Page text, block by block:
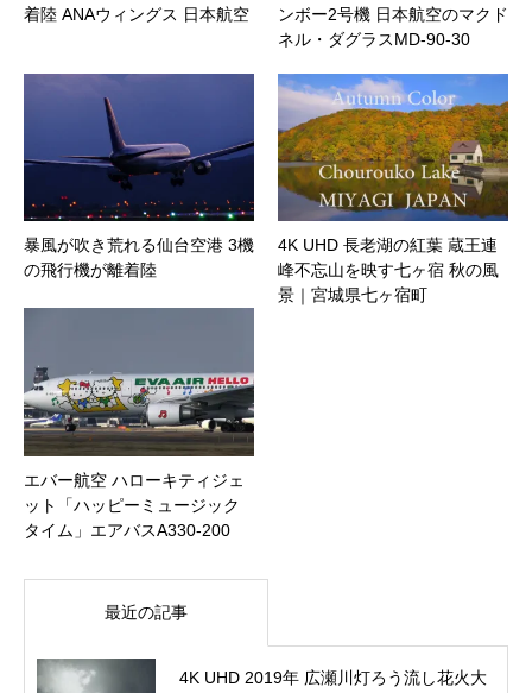
着陸 ANAウィングス 日本航空
ンボー2号機 日本航空のマクド
ネル・ダグラスMD-90-30
暴風が吹き荒れる仙台空港 3機
の飛行機が離着陸
4K UHD 長老湖の紅葉 蔵王連
峰不忘山を映す七ヶ宿 秋の風
景｜宮城県七ヶ宿町
エバー航空 ハローキティジェ
ット「ハッピーミュージック
タイム」エアバスA330-200
最近の記事
4K UHD 2019年 広瀬川灯ろう流し花火大